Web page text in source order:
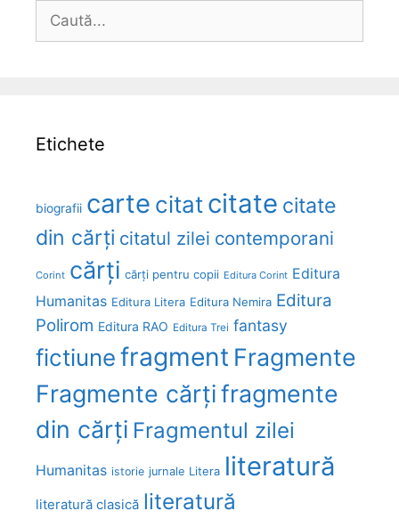
Caută
Etichete
biografii carte citatcitate citate
din cărți citatul zilei contemporani
Corint cărți cărți pentru copii Editura Corint Editura
Humanitas Editura Litera Editura Nemira Editura
Polirom Editura RAO Editura Trei fantasy
fictiunefragment Fragmente
Fragmente cărțifragmente
din cărți Fragmentul zilei
Humanitas istorie jurnale Litera literatură
literatură clasică literatură